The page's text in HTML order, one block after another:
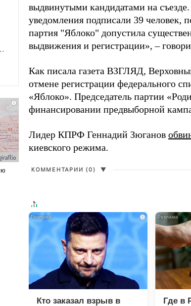
выдвинутыми кандидатами на
уведомления подписали 39 человек,
партия "Яблоко" допустила
выдвижения и регистрации», –
Как писала газета ВЗГЛЯД,
отмене регистрации федерального
«Яблоко». Председатель партии
финансировании предвыборной
Лидер КПРФ Геннадий Зюганов
киевского режима.
КОММЕНТАРИИ (0) ▼
i
Кто заказал взрыв в Где в